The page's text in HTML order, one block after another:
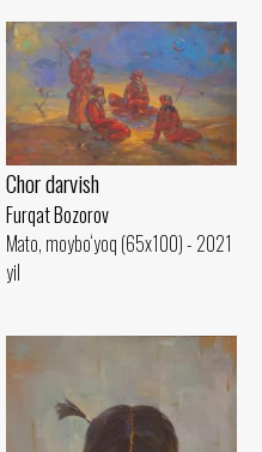
Chor darvish
Furqat Bozorov
Mato, moybo‘yoq (65x100) - 2021
yil